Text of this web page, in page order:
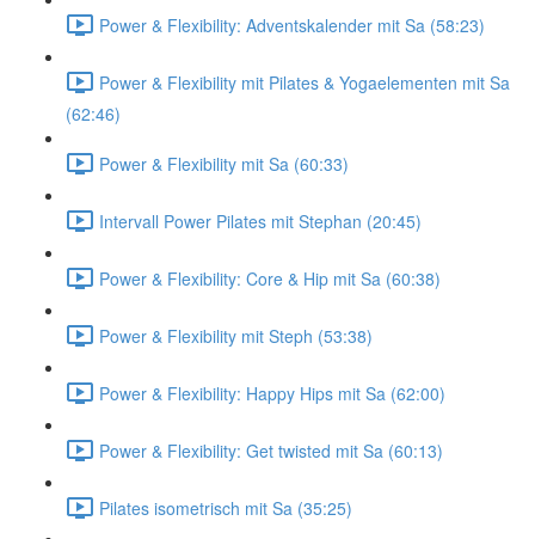
Power & Flexibility: Adventskalender mit Sa (58:23)
Power & Flexibility mit Pilates & Yogaelementen mit Sa
(62:46)
Power & Flexibility mit Sa (60:33)
Intervall Power Pilates mit Stephan (20:45)
Power & Flexibility: Core & Hip mit Sa (60:38)
Power & Flexibility mit Steph (53:38)
Power & Flexibility: Happy Hips mit Sa (62:00)
Power & Flexibility: Get twisted mit Sa (60:13)
Pilates isometrisch mit Sa (35:25)